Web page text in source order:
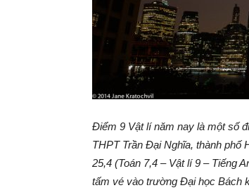
Điểm 9 Vật lí năm nay là một số
THPT Trần Đại Nghĩa, thành phố
25,4 (Toán 7,4 – Vật lí 9 – Tiếng
tấm vé vào trường Đại học Bách